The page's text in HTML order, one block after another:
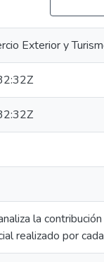
Exterior y
la
realizado por